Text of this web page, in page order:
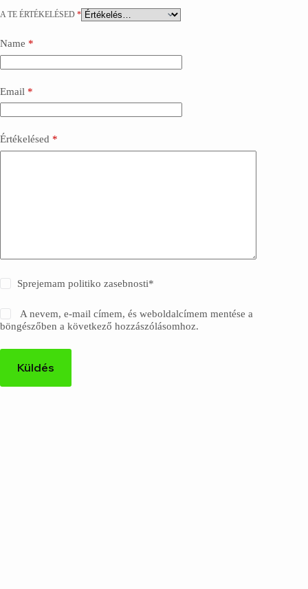
A TE ÉRTÉKELÉSED *
Name *
Email *
Értékelésed *
Sprejemam politiko zasebnosti*
A nevem, e-mail címem, és weboldalcímem mentése a
böngészőben a következő hozzászólásomhoz.
Küldés